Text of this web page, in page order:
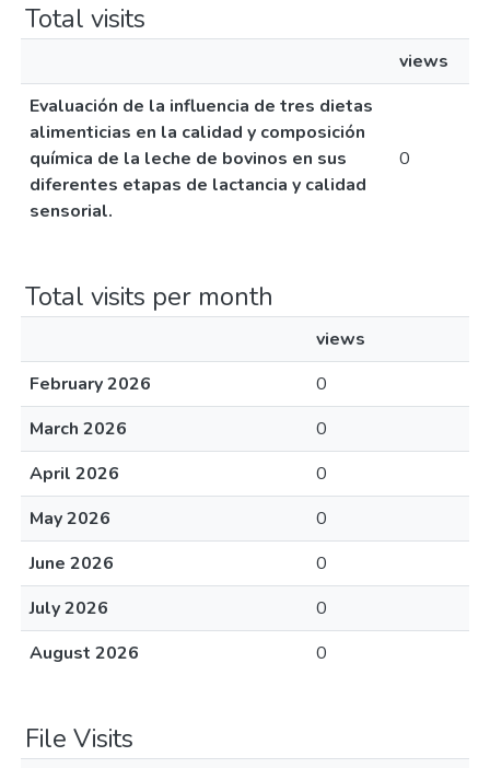
Total visits
views
Evaluación de la influencia de tres dietas
alimenticias en la calidad y composición
química de la leche de bovinos en sus
diferentes etapas de lactancia y calidad
sensorial.
0
Total visits per month
views
February 2026
0
March 2026
0
April 2026
0
May 2026
0
June 2026
0
July 2026
0
August 2026
0
File Visits